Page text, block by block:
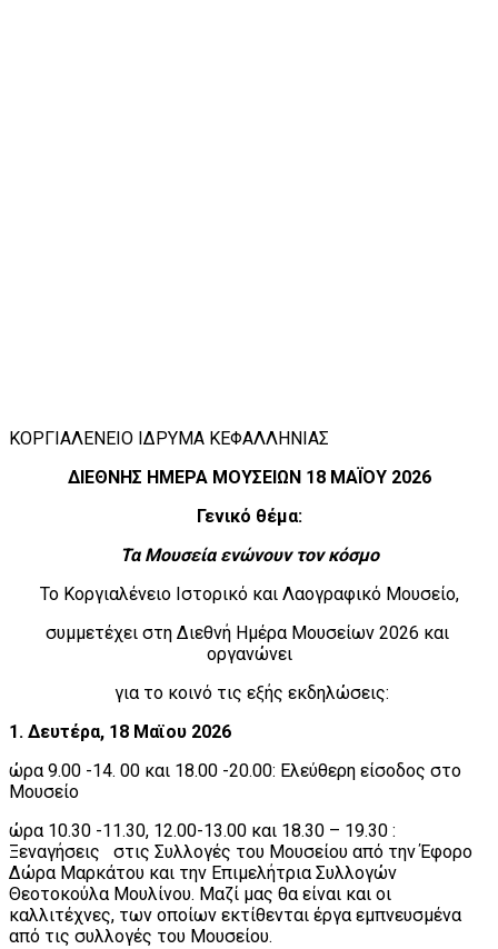
ΚΟΡΓΙΑΛΕΝΕΙΟ ΙΔΡΥΜΑ ΚΕΦΑΛΛΗΝΙΑΣ
ΔΙΕΘΝΗΣ ΗΜΕΡΑ ΜΟΥΣΕΙΩΝ 18 ΜΑΪΟΥ 2026
Γενικό θέμα:
Τα Μουσεία ενώνουν τον κόσμο
Το Κοργιαλένειο Ιστορικό και Λαογραφικό Μουσείο,
συμμετέχει στη Διεθνή Ημέρα Μουσείων 2026 και
οργανώνει
για το κοινό τις εξής εκδηλώσεις:
1. Δευτέρα, 18 Μαϊου 2026
ώρα 9.00 -14. 00 και 18.00 -20.00: Ελεύθερη είσοδος στο
Μουσείο
ώρα 10.30 -11.30, 12.00-13.00 και 18.30 – 19.30 :
Ξεναγήσεις στις Συλλογές του Μουσείου από την Έφορο
Δώρα Μαρκάτου και την Επιμελήτρια Συλλογών
Θεοτοκούλα Μουλίνου. Μαζί μας θα είναι και οι
καλλιτέχνες, των οποίων εκτίθενται έργα εμπνευσμένα
από τις συλλογές του Μουσείου.